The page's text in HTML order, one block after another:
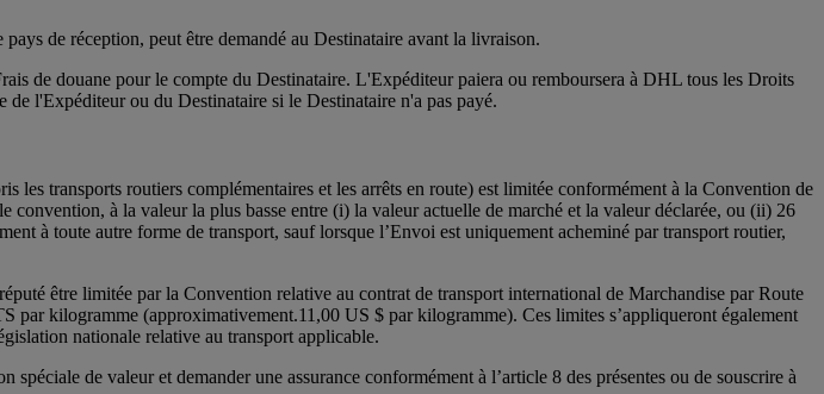
de réception, peut être demandé au Destinataire avant la livraison.
de douane pour le compte du Destinataire. L'Expéditeur paiera ou remboursera à DHL tous les Droits
l'Expéditeur ou du Destinataire si le Destinataire n'a pas payé.
transports routiers complémentaires et les arrêts en route) est limitée conformément à la Convention de
à la valeur la plus basse entre (i) la valeur actuelle de marché et la valeur déclarée, ou (ii) 26
à toute autre forme de transport, sauf lorsque l’Envoi est uniquement acheminé par transport routier,
être limitée par la Convention relative au contrat de transport international de Marchandise par Route
kilogramme (approximativement.11,00 US $ par kilogramme). Ces limites s’appliqueront également
nationale relative au transport applicable.
de valeur et demander une assurance conformément à l’article 8 des présentes ou de souscrire à